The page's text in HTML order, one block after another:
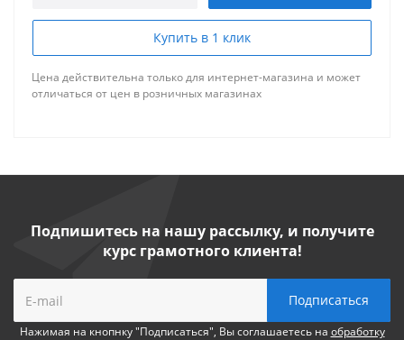
Купить в 1 клик
Цена действительна только для интернет-магазина и может
отличаться от цен в розничных магазинах
Подпишитесь на нашу рассылку, и получите
курс грамотного клиента!
Нажимая на кнопнку "Подписаться", Вы соглашаетесь на обработку